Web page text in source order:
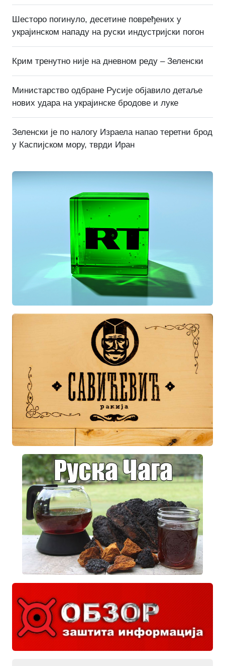
Шесторо погинуло, десетине повређених у
украјинском нападу на руски индустријски погон
Крим тренутно није на дневном реду – Зеленски
Министарство одбране Русије објавило детаље
нових удара на украјинске бродове и луке
Зеленски је по налогу Израела напао теретни брод
у Каспијском мору, тврди Иран